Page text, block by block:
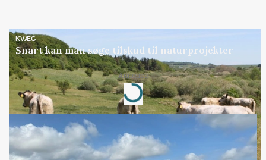
KVÆG
Snart kan man søge tilskud til naturprojekter
Annonce
Loading...